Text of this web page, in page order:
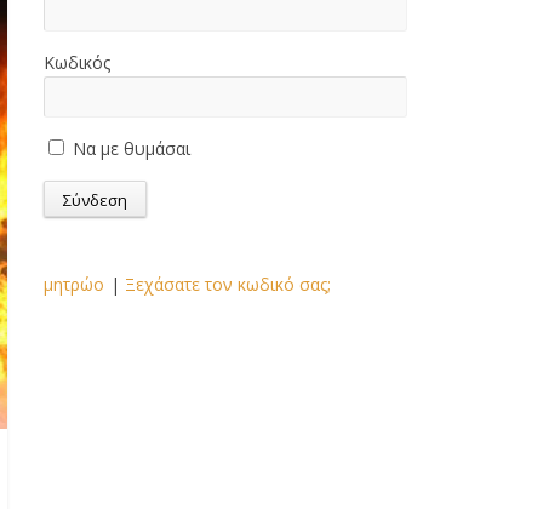
Κωδικός
Να με θυμάσαι
μητρώο | Ξεχάσατε τον κωδικό σας;